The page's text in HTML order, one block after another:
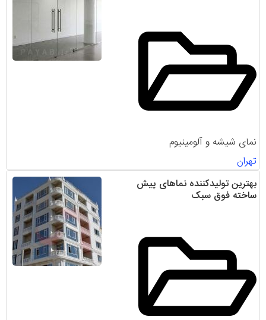
نمای شیشه و آلومینیوم
تهران
بهترین تولیدکننده نماهای پیش
ساخته فوق سبک